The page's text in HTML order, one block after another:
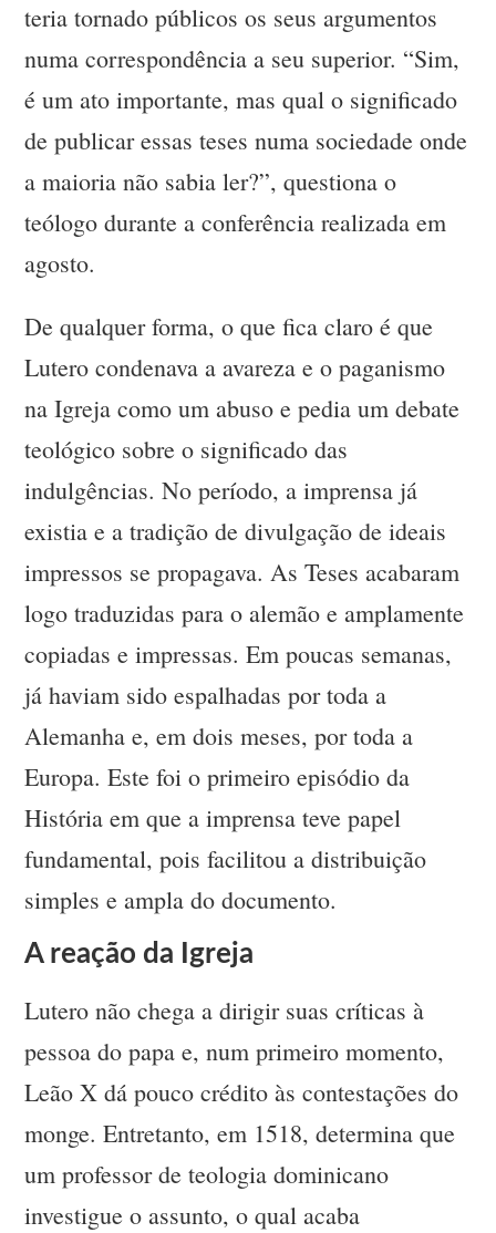
teria tornado públicos os seus argumentos
numa correspondência a seu superior. “Sim,
é um ato importante, mas qual o significado
de publicar essas teses numa sociedade onde
a maioria não sabia ler?”, questiona o
teólogo durante a conferência realizada em
agosto.
De qualquer forma, o que fica claro é que
Lutero condenava a avareza e o paganismo
na Igreja como um abuso e pedia um debate
teológico sobre o significado das
indulgências. No período, a imprensa já
existia e a tradição de divulgação de ideais
impressos se propagava. As Teses acabaram
logo traduzidas para o alemão e amplamente
copiadas e impressas. Em poucas semanas,
já haviam sido espalhadas por toda a
Alemanha e, em dois meses, por toda a
Europa. Este foi o primeiro episódio da
História em que a imprensa teve papel
fundamental, pois facilitou a distribuição
simples e ampla do documento.
A reação da Igreja
Lutero não chega a dirigir suas críticas à
pessoa do papa e, num primeiro momento,
Leão X dá pouco crédito às contestações do
monge. Entretanto, em 1518, determina que
um professor de teologia dominicano
investigue o assunto, o qual acaba